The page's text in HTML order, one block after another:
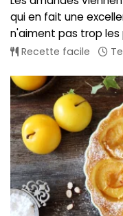
qui en fait une
n'aiment pas trop les
Recette facile